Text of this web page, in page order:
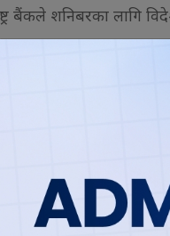
बैंकले शनिबरका लागि
अमेरिकी डलर, युरो र
छ ।
खरिद दर १३३ रुपैयाँ
दर १४४ रुपैयाँ ८८
१७० रुपैयाँ ४६ पैसा र
खरिद दर ३६ रुपैयाँ